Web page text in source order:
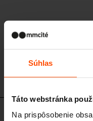
Súhlas
Táto webstránka
Na prispôsobenie
LWD200